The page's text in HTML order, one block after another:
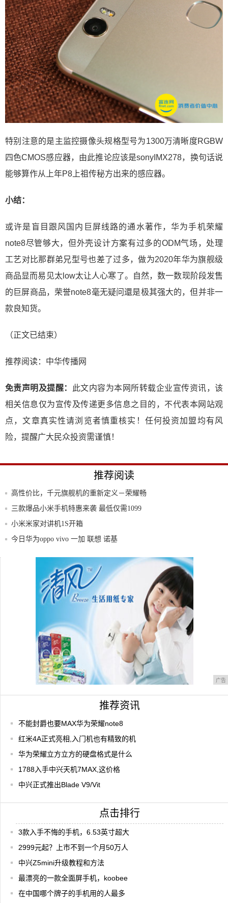
特别注意的是主监控摄像头规格型号为1300万清晰度RGBW
四色CMOS感应器，由此推论应该是sonyIMX278，换句话说
能够算作从上年P8上祖传秘方出来的感应器。
小结：
或许是盲目跟风国内巨屏线路的通水著作，华为手机荣耀
note8尽管够大，但外壳设计方案有过多的ODM气场，处理
工艺对比那群弟兄型号也差了过多，做为2020年华为旗舰级
商品显而易见太low太让人心寒了。自然，数一数现阶段发售
的巨屏商品，荣誉note8毫无疑问還是极其强大的，但并非一
款良知货。
（正文已结束）
推荐阅读： 中华传播网
免责声明及提醒：
此文内容为本网所转载企业宣传资讯，该
相关信息仅为宣传及传递更多信息之目的，不代表本网站观
点，文章真实性请浏览者慎重核实！任何投资加盟均有风
险，提醒广大民众投资需谨慎！
推荐阅读
高性价比，千元旗舰机的重新定义－荣耀畅
玩5X
三款爆品小米手机特惠来袭 最低仅需1099
元
小米米家对讲机1S开箱
今日华为oppo vivo 一加 联想 诺基
网友发布适配34款机型的Android8.0
广告
推荐资讯
不能封爵也要MAX华为荣耀note8
红米4A正式亮相,入门机也有精致的机
华为荣耀立方立方的硬盘格式是什么
1788入手中兴天机7MAX,这价格
中兴正式推出Blade V9/Vit
点击排行
3款入手不悔的手机，6.53英寸超大
2999元起？上市不到一个月50万人
中兴Z5mini升级教程和方法
最漂亮的一款全面屏手机，koobee
在中国哪个牌子的手机用的人最多